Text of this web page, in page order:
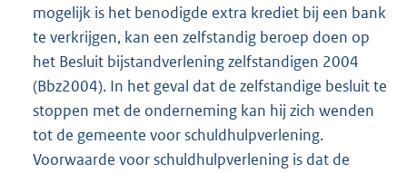
mogelijk is het benodigde extra krediet bij een bank
te verkrijgen, kan een zelfstandig beroep doen op
het Besluit bijstandverlening zelfstandigen 2004
(Bbz2004). In het geval dat de zelfstandige besluit te
stoppen met de onderneming kan hij zich wenden
tot de gemeente voor schuldhulpverlening.
Voorwaarde voor schuldhulpverlening is dat de